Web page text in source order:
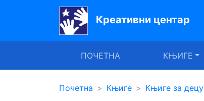
Креативни центар
ПОЧЕТНА КЊИГЕ
Почетна
УџбенициПочетна Књиге Књиге за децу